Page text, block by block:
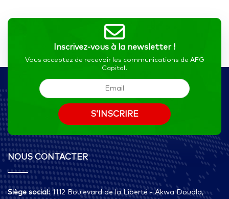
Inscrivez-vous à la newsletter !
Vous acceptez de recevoir les communications de AFG
Capital.
NOUS CONTACTER
Siège social:1112 Boulevard de la Liberté - Akwa Douala,